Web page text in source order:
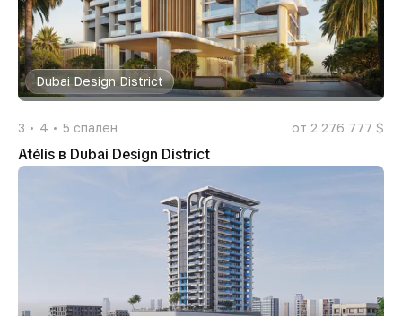
Dubai Design District
3 4 5 спален от 2 276 777 $
Atélis в Dubai Design District